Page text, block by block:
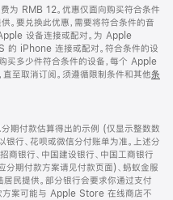
为 RMB 12。优惠仅面向购买符合条件
要兑换此优惠，需要将符合条件的音
设备连接或配对。为 Apple
的 iPhone 连接或配对。符合条件的设
买多少件符合条件的设备，每个 Apple
至取消订阅。须遵循限制条件和其他条
期付款估算得出的示例 (仅显示整数数
银行、花呗或微信分付账单为准。上述分
银行、中国建设银行、中国工商银行
分期付款方案请见付款页面)、蚂蚁金服
民提供。部分银行会要求你通过支付
方案可能与 Apple Store 在线商店不